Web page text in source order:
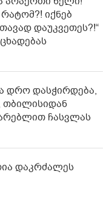
იქნებ
დაუკვეთეს?!“
დრო დასჭირდება,
თბილისიდან
ჩასვლას
დაკრძალეს